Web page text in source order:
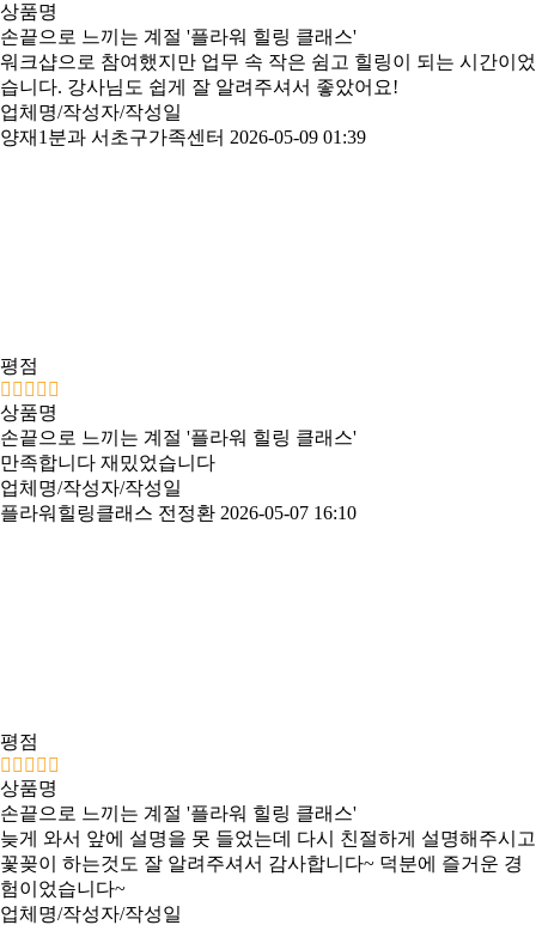
상품명
손끝으로 느끼는 계절 '플라워 힐링 클래스'
워크샵으로 참여했지만 업무 속 작은 쉼고 힐링이 되는 시간이었
습니다. 강사님도 쉽게 잘 알려주셔서 좋았어요!
업체명/작성자/작성일
양재1분과 서초구가족센터 2026-05-09 01:39
평점
상품명
손끝으로 느끼는 계절 '플라워 힐링 클래스'
만족합니다 재밌었습니다
업체명/작성자/작성일
플라워힐링클래스 전정환 2026-05-07 16:10
평점
상품명
손끝으로 느끼는 계절 '플라워 힐링 클래스'
늦게 와서 앞에 설명을 못 들었는데 다시 친절하게 설명해주시고
꽃꽂이 하는것도 잘 알려주셔서 감사합니다~ 덕분에 즐거운 경
험이었습니다~
업체명/작성자/작성일